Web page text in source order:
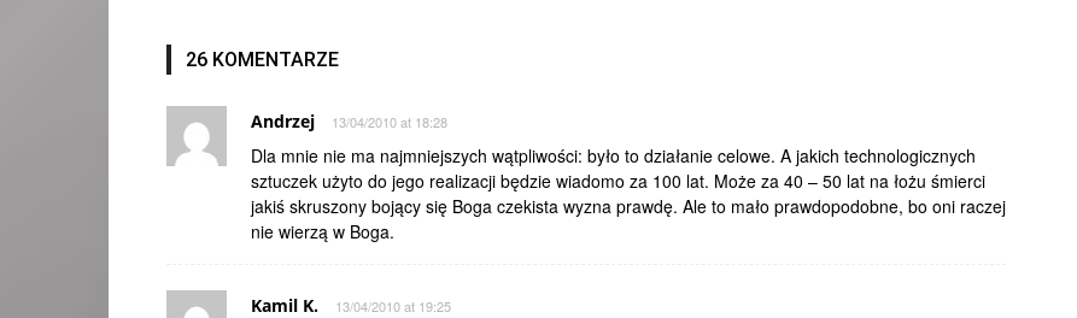
26 KOMENTARZE
Andrzej 13/04/2010 at 18:28
Dla mnie nie ma najmniejszych wątpliwości: było to działanie celowe. A jakich technologicznych
sztuczek użyto do jego realizacji będzie wiadomo za 100 lat. Może za 40 – 50 lat na łożu śmierci
jakiś skruszony bojący się Boga czekista wyzna prawdę. Ale to mało prawdopodobne, bo oni raczej
nie wierzą w Boga.
Kamil K. 13/04/2010 at 19:25